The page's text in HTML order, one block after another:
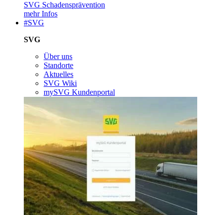
SVG Schadensprävention
mehr Infos
#SVG
SVG
Über uns
Standorte
Aktuelles
SVG Wiki
mySVG Kundenportal